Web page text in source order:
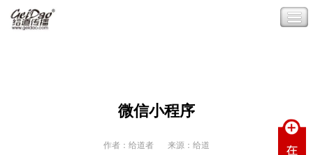
微信小程序
作者：给道者 来源：给道